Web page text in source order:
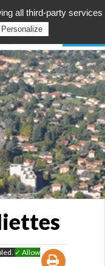
✓ Allow
all third-party services
Personalize